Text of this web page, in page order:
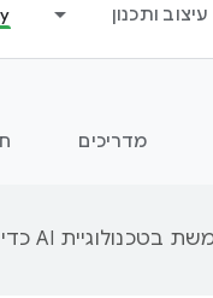
עיצוב ותכנון
מדריכים